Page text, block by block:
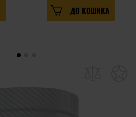
ДО КОШИКА